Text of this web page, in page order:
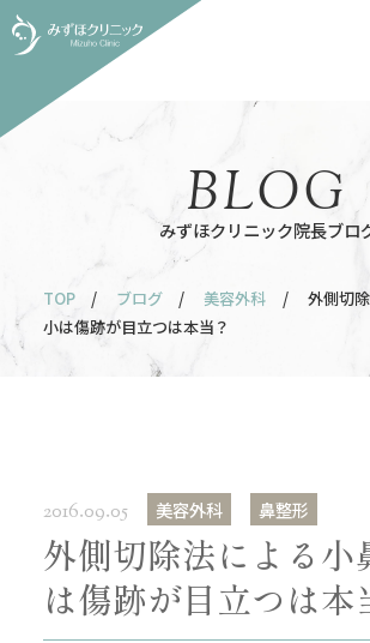
みずほクリニック院長ブロ
BLOG
TOP / ブログ / 美容外科
/ 外側切除
小は傷跡が目立つは本当？
2016.09.05 美容外科 鼻整形
外側切除法による小
は傷跡が目立つは本